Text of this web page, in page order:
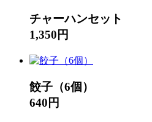
チャーハンセット
1,350円
餃子（6個）
640円